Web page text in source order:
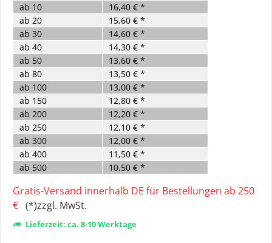
ab 10
16,40 € *
ab 20
15,60 € *
ab 30
14,60 € *
ab 40
14,30 € *
ab 50
13,60 € *
ab 80
13,50 € *
ab 100
13,00 € *
ab 150
12,80 € *
ab 200
12,20 € *
ab 250
12,10 € *
ab 300
12,00 € *
ab 400
11,50 € *
ab 500 10,50 € *
Gratis-Versand innerhalb DE für Bestellungen ab 250
€ (*)zzgl. MwSt.
Lieferzeit: ca. 8-10 Werktage